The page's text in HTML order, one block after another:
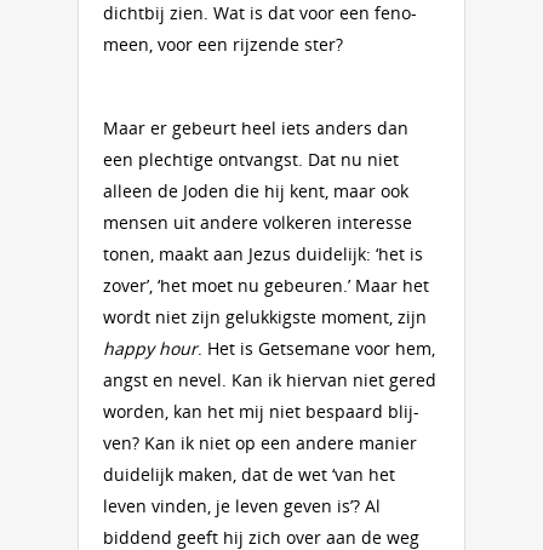
dicht­bij zien. Wat is dat voor een feno­
meen, voor een rijzende ster?
Maar er gebeurt heel iets anders dan
een plechtige ontvangst. Dat nu niet
alleen de Joden die hij kent, maar ook
mensen uit andere volkeren interesse
tonen, maakt aan Jezus duidelijk: ‘het is
zover’, ‘het moet nu gebeuren.’ Maar het
wordt niet zijn gelukkigste moment, zijn
happy hour. Het is Getsema­ne voor hem,
angst en nevel. Kan ik hiervan niet gered
worden, kan het mij niet be­spaard blij­
ven? Kan ik niet op een andere manier
dui­delijk maken, dat de wet ‘van het
leven vinden, je leven geven is’? Al
biddend geeft hij zich over aan de weg